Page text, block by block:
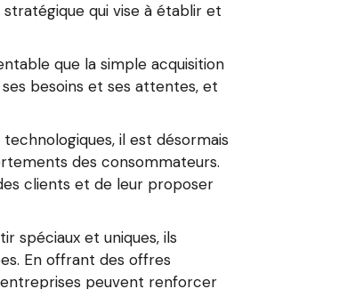
qui vise à établir et
que la simple acquisition
besoins et ses attentes, et
il est désormais
des consommateurs.
clients et de leur proposer
spéciaux et uniques, ils
En offrant des offres
peuvent renforcer